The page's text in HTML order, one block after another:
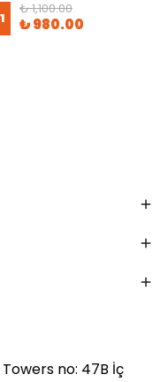
₺ 1,100.00
₺ 980.00
no: 47B İç